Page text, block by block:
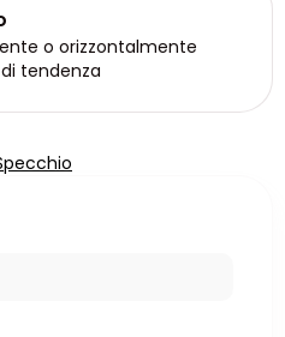
o orizzontalmente
tendenza